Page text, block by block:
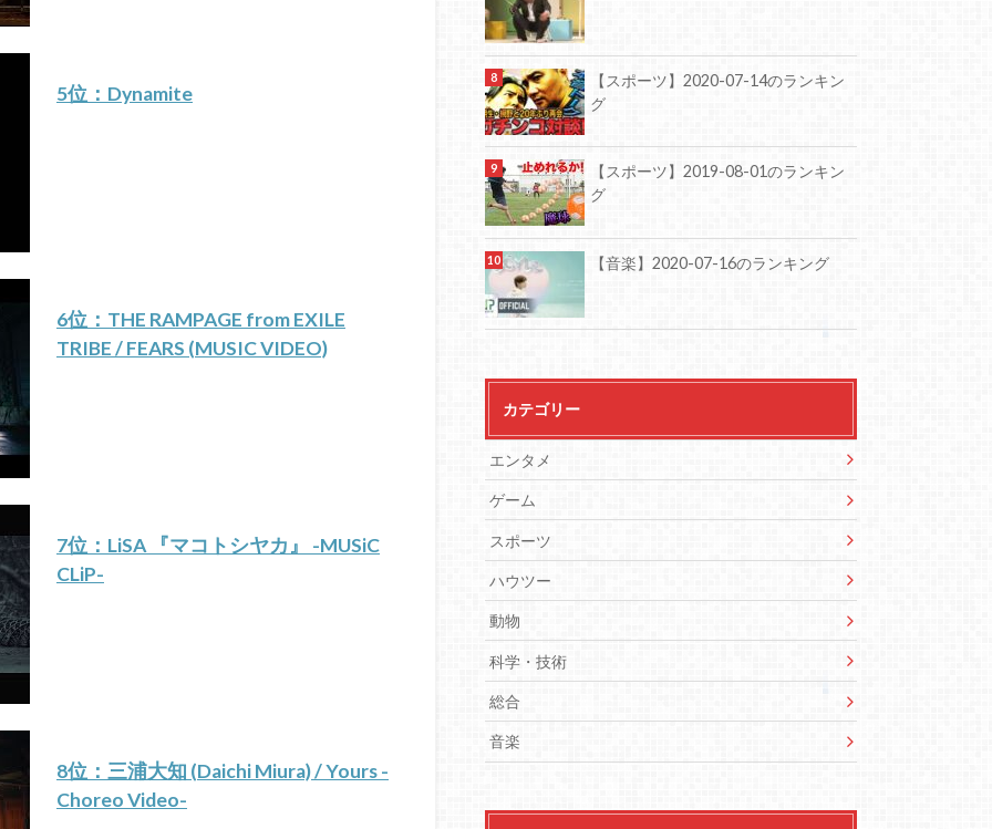
5位：Dynamite
6位：THE RAMPAGE from EXILE
TRIBE / FEARS (MUSIC VIDEO)
7位：LiSA 『マコトシヤカ』 -MUSiC
CLiP-
8位：三浦大知 (Daichi Miura) / Yours -
Choreo Video-
【スポーツ】2020-07-14のランキン
グ
【スポーツ】2019-08-01のランキン
グ
【音楽】2020-07-16のランキング
カテゴリー
エンタメ
ゲーム
スポーツ
ハウツー
動物
科学・技術
総合
音楽